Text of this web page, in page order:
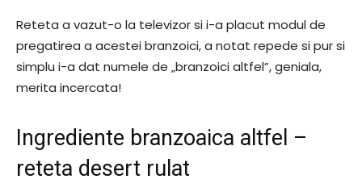
Reteta a vazut-o la televizor si i-a placut modul de
pregatirea a acestei branzoici, a notat repede si pur si
simplu i-a dat numele de „branzoici altfel”, geniala,
merita incercata!
Ingrediente branzoaica altfel –
reteta desert rulat